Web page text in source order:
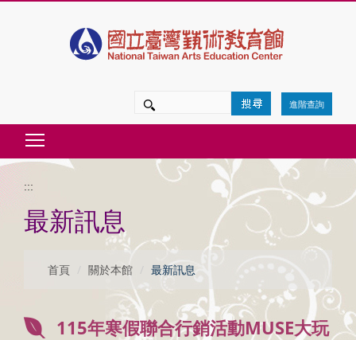
容
區
塊
進階查詢
:::
最新訊息
首頁 關於本館 最新訊息
115年寒假聯合行銷活動MUSE大玩